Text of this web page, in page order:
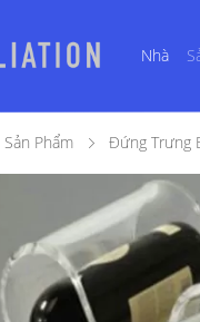
Nhà
Sản Phẩm Đứng Trưng